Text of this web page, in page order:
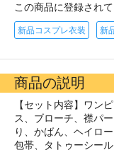
この商品に登録され
新品コスプレ衣装 新
商品の説明
【セット内容】ワン
ス、ブローチ、襟パ
り、かばん、ヘイロ
包帯、タトゥーシール